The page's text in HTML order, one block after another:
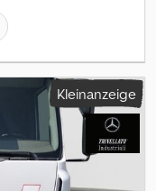
Kleinanzeige